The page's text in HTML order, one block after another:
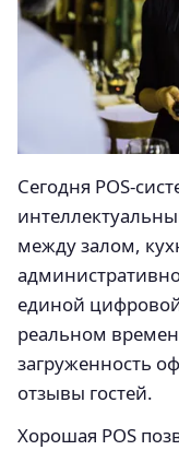
Сегодня POS-
между залом,
единой
реальном
загруженность
отзывы гостей.
Хорошая POS